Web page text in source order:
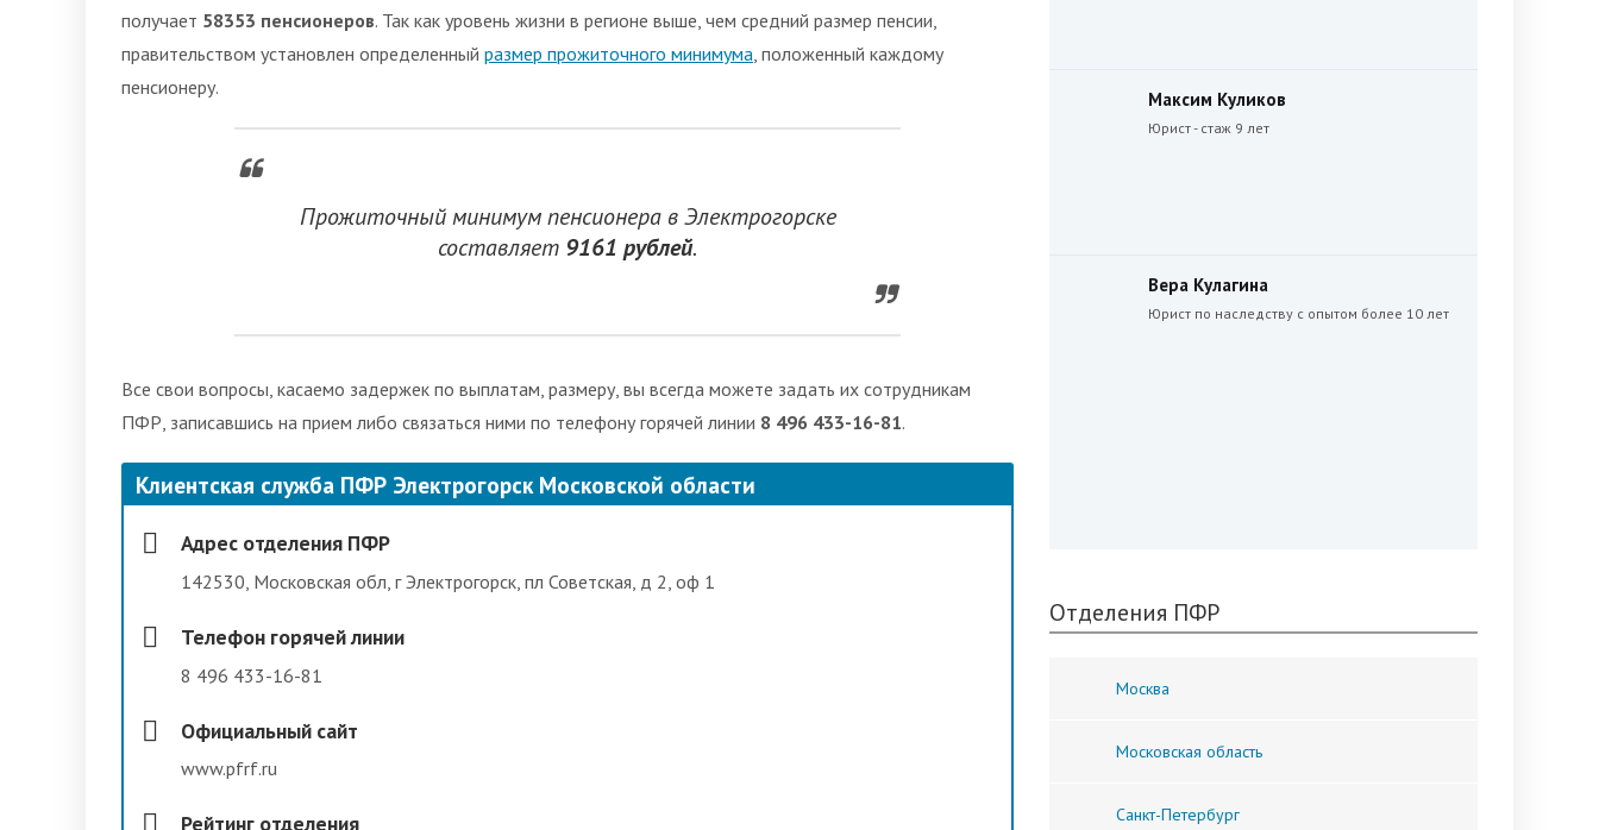
получает 58353 пенсионеров. Так как уровень жизни в регионе выше, чем средний размер пенсии,
правительством установлен определенный размер прожиточного минимума, положенный каждому
пенсионеру.
Прожиточный минимум пенсионера в Электрогорске
составляет 9161 рублей.
Все свои вопросы, касаемо задержек по выплатам, размеру, вы всегда можете задать их сотрудникам
ПФР, записавшись на прием либо связаться ними по телефону горячей линии 8 496 433-16-81.
Клиентская служба ПФР Электрогорск Московской области
Адрес отделения ПФР
142530, Московская обл, г Электрогорск, пл Советская, д 2, оф 1
Телефон горячей линии
8 496 433-16-81
Официальный сайт
www.pfrf.ru
Рейтинг отделения
Максим Куликов
Юрист - стаж 9 лет
Вера Кулагина
Юрист по наследству с опытом более 10 лет
Отделения ПФР
Москва
Московская область
Санкт-Петербург